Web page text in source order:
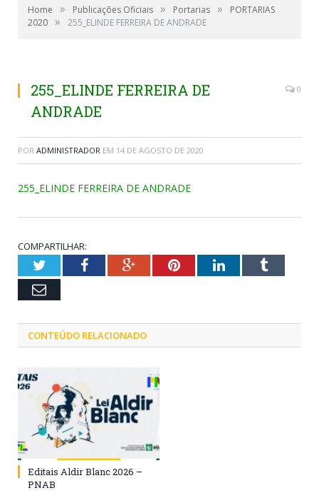
Home » Publicações Oficiais » Portarias »
PORTARIAS
2020 » 255_ELINDE FERREIRA DE ANDRADE
255_ELINDE FERREIRA DE
ANDRADE
0
POR ADMINISTRADOR EM 14 DE AGOSTO DE 2020
255_ELINDE FERREIRA DE ANDRADE
COMPARTILHAR:
TwitterFacebookGoogle+PinterestLinkedInTumblr
Email
CONTEÚDO RELACIONADO
Editais Aldir Blanc 2026 –
PNAB